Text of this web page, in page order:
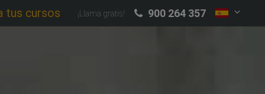
tus cursos ¡Llama gratis! 900 264 357